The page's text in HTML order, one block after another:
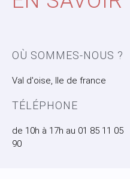
OÙ SOMMES-NOUS ?
Val d'oise, Ile de france
TÉLÉPHONE
de 10h à 17h au 01 85 11 05
90